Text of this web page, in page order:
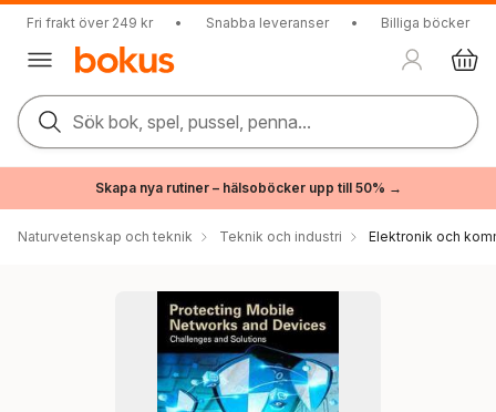
Fri frakt över 249 kr • Snabba leveranser • Billiga böcker
Sök bok, spel, pussel, penna...
Skapa nya rutiner – hälsoböcker upp till 50% →
Naturvetenskap och teknik Teknik och industri Elektronik och